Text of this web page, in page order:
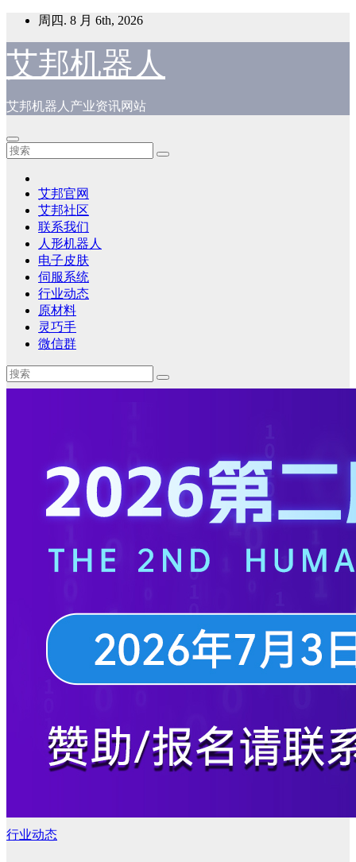
内
容
周四. 8 月 6th, 2026
艾邦机器人
艾邦机器人产业资讯网站
艾邦官网
艾邦社区
联系我们
人形机器人
电子皮肤
伺服系统
行业动态
原材料
灵巧手
微信群
行业动态